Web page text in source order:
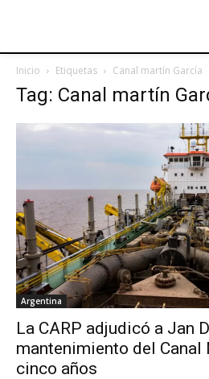
Inicio Etiquetas Canal martín García
Tag: Canal martín
Argentina
La CARP adjudicó a Jan
mantenimiento del Canal
cinco años